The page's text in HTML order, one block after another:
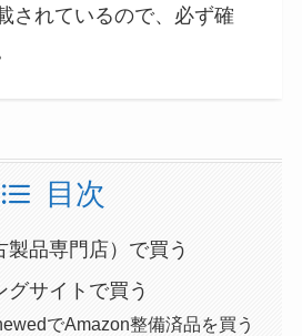
されているので、必ず確
目次
製品専門店）で買う
グサイトで買う
でAmazon整備済品を買う